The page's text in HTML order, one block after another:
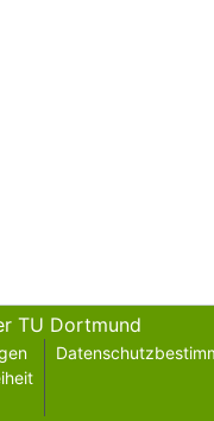
TU Dortmund